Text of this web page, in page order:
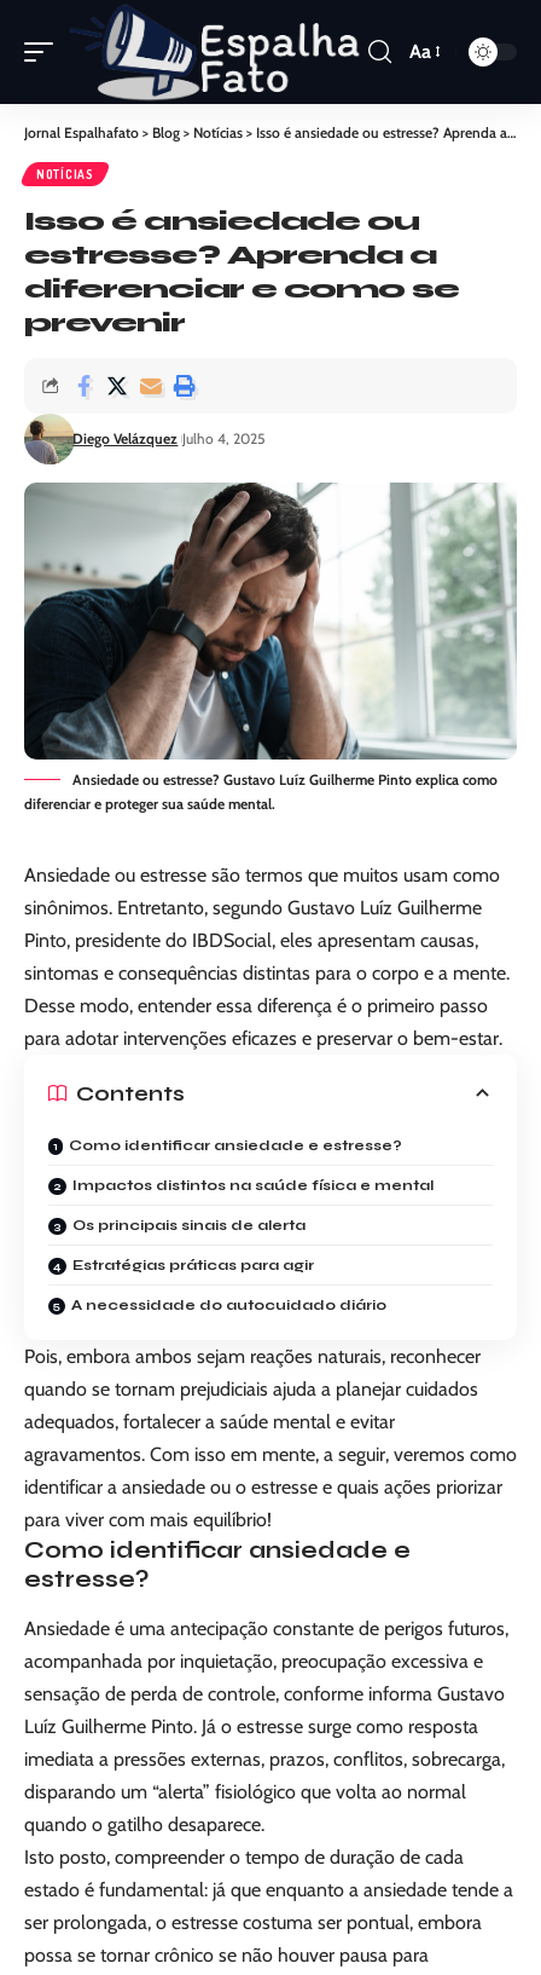
Aa
Jornal Espalhafato > Blog > Notícias > Isso é ansiedade ou estresse? Aprenda a diferenciar e como se prevenir
NOTÍCIAS
Isso é ansiedade ou
estresse? Aprenda a
diferenciar e como se
prevenir
Diego Velázquez Julho 4, 2025
Ansiedade ou estresse? Gustavo Luíz Guilherme Pinto explica como
diferenciar e proteger sua saúde mental.
Ansiedade ou estresse são termos que muitos usam como
sinônimos. Entretanto, segundo Gustavo Luíz Guilherme
Pinto, presidente do IBDSocial, eles apresentam causas,
sintomas e consequências distintas para o corpo e a mente.
Desse modo, entender essa diferença é o primeiro passo
para adotar intervenções eficazes e preservar o bem-estar.
Contents
Como identificar ansiedade e estresse?
Impactos distintos na saúde física e mental
Os principais sinais de alerta
Estratégias práticas para agir
A necessidade do autocuidado diário
Pois, embora ambos sejam reações naturais, reconhecer
quando se tornam prejudiciais ajuda a planejar cuidados
adequados, fortalecer a saúde mental e evitar
agravamentos. Com isso em mente, a seguir, veremos como
identificar a ansiedade ou o estresse e quais ações priorizar
para viver com mais equilíbrio!
Como identificar ansiedade e
estresse?
Ansiedade é uma antecipação constante de perigos futuros,
acompanhada por inquietação, preocupação excessiva e
sensação de perda de controle, conforme informa Gustavo
Luíz Guilherme Pinto. Já o estresse surge como resposta
imediata a pressões externas, prazos, conflitos, sobrecarga,
disparando um “alerta” fisiológico que volta ao normal
quando o gatilho desaparece.
Isto posto, compreender o tempo de duração de cada
estado é fundamental: já que enquanto a ansiedade tende a
ser prolongada, o estresse costuma ser pontual, embora
possa se tornar crônico se não houver pausa para